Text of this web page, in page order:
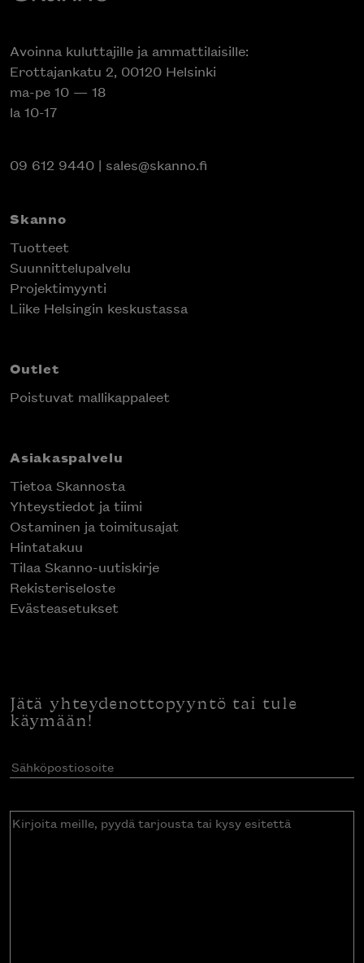
Avoinna kuluttajille ja ammattilaisille:
Erottajankatu 2, 00120 Helsinki
ma-pe 10 — 18
la 10-17
09 612 9440 | sales@skanno.fi
Skanno
Tuotteet
Suunnittelupalvelu
Projektimyynti
Liike Helsingin keskustassa
Outlet
Poistuvat mallikappaleet
Asiakaspalvelu
Tietoa Skannosta
Yhteystiedot ja tiimi
Ostaminen ja toimitusajat
Hintatakuu
Tilaa Skanno-uutiskirje
Rekisteriseloste
Evästeasetukset
Jätä yhteydenottopyyntö tai tule
käymään!
Sähköpostiosoite(Pakollinen)
Kirjoita